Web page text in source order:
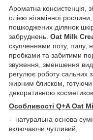
Ароматна консистенція,
олією вітамінної
пошкоджених ділянок
забруднень. Oat Milk
скупченнями поту, пилу,
пробками та забитими
звуження, зменшення
регулює роботу сальних
жирним блиском, готуючи
декоративною
Особливості Q+A Oat
- натуральна основа
включаючи чутливий;